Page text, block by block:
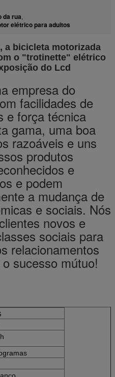
da rua,
elétrico para adultos
a bicicleta motorizada
o "trotinette" elétrico
do Lcd
empresa do
facilidades de
e força técnica
gama, uma boa
razoáveis e uns
produtos
e
e podem
a mudança de
e sociais. Nós
novos e
sociais para
relacionamentos
sucesso mútuo!